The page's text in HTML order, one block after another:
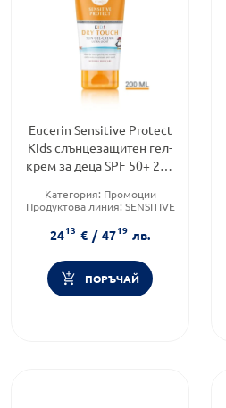
Eucerin Sensitive Protect
Kids слънцезащитен гел-
крем за деца SPF 50+ 200
Категория: Промоции
Продуктова линия: SENSITIVE
2413 € / 4719 лв.
ПОРЪЧАЙ